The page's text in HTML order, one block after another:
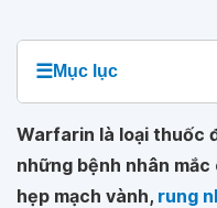
☰Mục lục
Warfarin là loại thuốc
những bệnh nhân
hẹp mạch vành, rung